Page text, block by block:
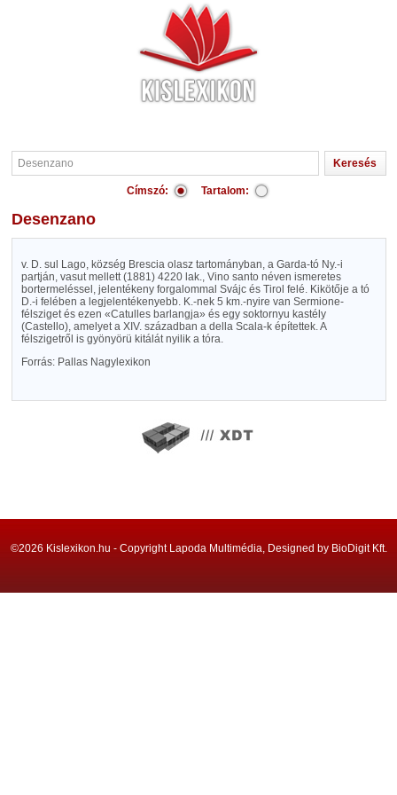
Címszó: Tartalom:
Desenzano
v. D. sul Lago, község Brescia olasz tartományban, a Garda-tó Ny.-i
partján, vasut mellett (1881) 4220 lak., Vino santo néven ismeretes
bortermeléssel, jelentékeny forgalommal Svájc és Tirol felé. Kikötője a tó
D.-i felében a legjelentékenyebb. K.-nek 5 km.-nyire van Sermione-
félsziget és ezen «Catulles barlangja» és egy soktornyu kastély
(Castello), amelyet a XIV. században a della Scala-k építettek. A
félszigetről is gyönyörü kitálát nyilik a tóra.
Forrás: Pallas Nagylexikon
©2026 Kislexikon.hu - Copyright Lapoda Multimédia, Designed by BioDigit Kft.